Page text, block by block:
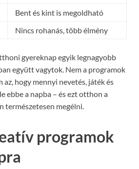
Bent és kint is megoldható
Nincs rohanás, több élmény
gyereknap egyik legnagyobb
együtt vagytok. Nem a programok
az, hogy mennyi nevetés, játék és
ebbe a napba – és ezt otthon a
természetesen megélni.
programok